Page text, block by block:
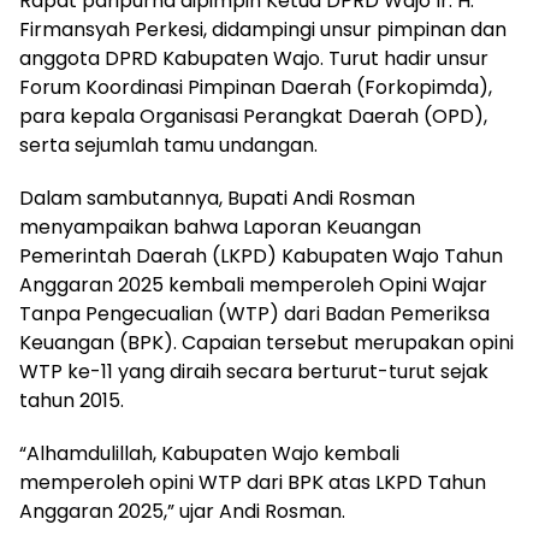
Firmansyah Perkesi, didampingi unsur pimpinan dan
anggota DPRD Kabupaten Wajo. Turut hadir unsur
Forum Koordinasi Pimpinan Daerah (Forkopimda),
para kepala Organisasi Perangkat Daerah (OPD),
serta sejumlah tamu undangan.
Dalam sambutannya, Bupati Andi Rosman
menyampaikan bahwa Laporan Keuangan
Pemerintah Daerah (LKPD) Kabupaten Wajo Tahun
Anggaran 2025 kembali memperoleh Opini Wajar
Tanpa Pengecualian (WTP) dari Badan Pemeriksa
Keuangan (BPK). Capaian tersebut merupakan opini
WTP ke-11 yang diraih secara berturut-turut sejak
tahun 2015.
“Alhamdulillah, Kabupaten Wajo kembali
memperoleh opini WTP dari BPK atas LKPD Tahun
Anggaran 2025,” ujar Andi Rosman.